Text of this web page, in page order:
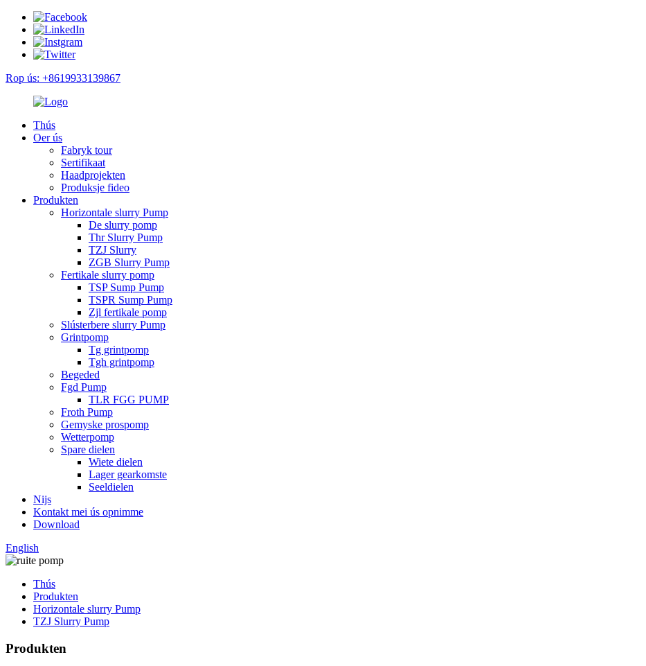
Rop ús: +8619933139867
Thús
Oer ús
Fabryk tour
Sertifikaat
Haadprojekten
Produksje fideo
Produkten
Horizontale slurry Pump
De slurry pomp
Thr Slurry Pump
TZJ Slurry
ZGB Slurry Pump
Fertikale slurry pomp
TSP Sump Pump
TSPR Sump Pump
Zjl fertikale pomp
Slústerbere slurry Pump
Grintpomp
Tg grintpomp
Tgh grintpomp
Begeded
Fgd Pump
TLR FGG PUMP
Froth Pump
Gemyske prospomp
Wetterpomp
Spare dielen
Wiete dielen
Lager gearkomste
Seeldielen
Nijs
Kontakt mei ús opnimme
Download
English
Thús
Produkten
Horizontale slurry Pump
TZJ Slurry Pump
Produkten